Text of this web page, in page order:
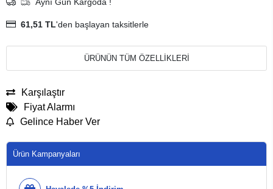
61,51 TL'den başlayan taksitlerle
ÜRÜNÜN TÜM ÖZELLİKLERİ
Karşılaştır
Fiyat Alarmı
Gelince Haber Ver
Ürün Kampanyaları